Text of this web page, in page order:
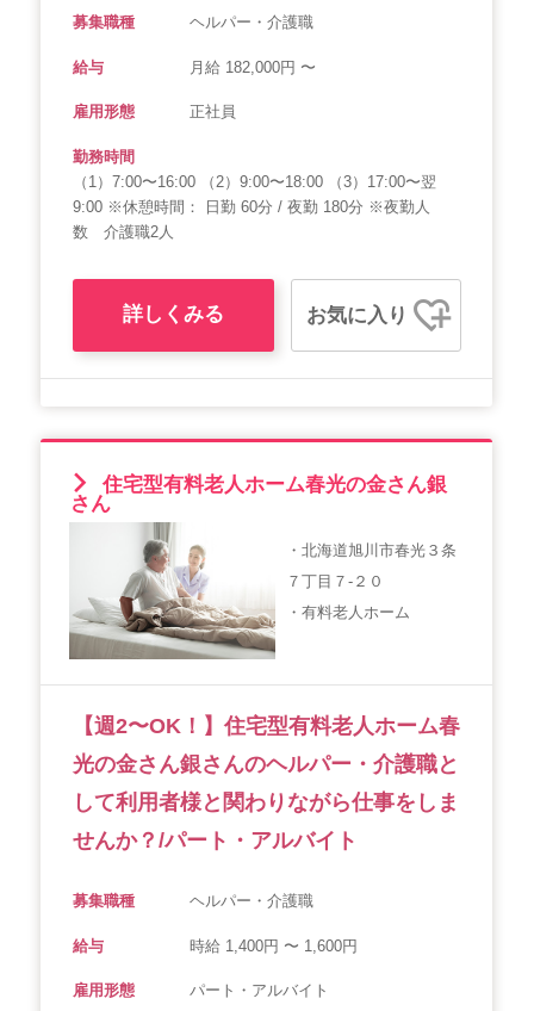
募集職種 ヘルパー・介護職
給与 月給 182,000円 〜
雇用形態 正社員
勤務時間
（1）7:00〜16:00 （2）9:00〜18:00 （3）17:00〜翌
9:00 ※休憩時間： 日勤 60分 / 夜勤 180分 ※夜勤人
数 介護職2人
詳しくみる お気に入り
住宅型有料老人ホーム春光の金さん銀
さん
・北海道旭川市春光３条
７丁目７-２０
・有料老人ホーム
【週2〜OK！】住宅型有料老人ホーム春
光の金さん銀さんのヘルパー・介護職と
して利用者様と関わりながら仕事をしま
せんか？/パート・アルバイト
募集職種 ヘルパー・介護職
給与 時給 1,400円 〜 1,600円
雇用形態 パート・アルバイト